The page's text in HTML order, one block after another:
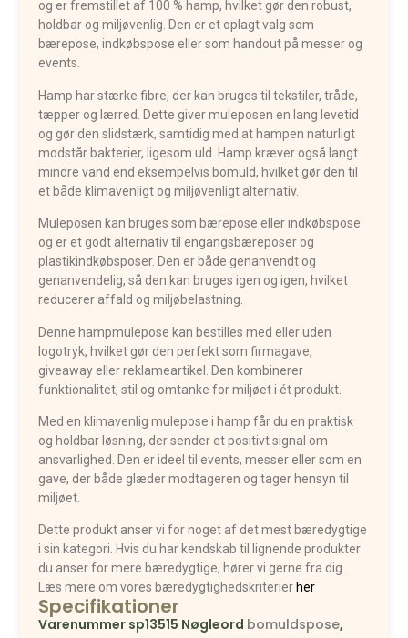
og er fremstillet af 100 % hamp, hvilket gør den robust,
holdbar og miljøvenlig. Den er et oplagt valg som
bærepose, indkøbspose eller som handout på messer og
events.
Hamp har stærke fibre, der kan bruges til tekstiler, tråde,
tæpper og lærred. Dette giver muleposen en lang levetid
og gør den slidstærk, samtidig med at hampen naturligt
modstår bakterier, ligesom uld. Hamp kræver også langt
mindre vand end eksempelvis bomuld, hvilket gør den til
et både klimavenligt og miljøvenligt alternativ.
Muleposen kan bruges som bærepose eller indkøbspose
og er et godt alternativ til engangsbæreposer og
plastikindkøbsposer. Den er både genanvendt og
genanvendelig, så den kan bruges igen og igen, hvilket
reducerer affald og miljøbelastning.
Denne hampmulepose kan bestilles med eller uden
logotryk, hvilket gør den perfekt som firmagave,
giveaway eller reklameartikel. Den kombinerer
funktionalitet, stil og omtanke for miljøet i ét produkt.
Med en klimavenlig mulepose i hamp får du en praktisk
og holdbar løsning, der sender et positivt signal om
ansvarlighed. Den er ideel til events, messer eller som en
gave, der både glæder modtageren og tager hensyn til
miljøet.
Dette produkt anser vi for noget af det mest bæredygtige
i sin kategori. Hvis du har kendskab til lignende produkter
du anser for mere bæredygtige, hører vi gerne fra dig.
Læs mere om vores bæredygtighedskriterier her
Specifikationer
Varenummer sp13515 Nøgleord bomuldspose,